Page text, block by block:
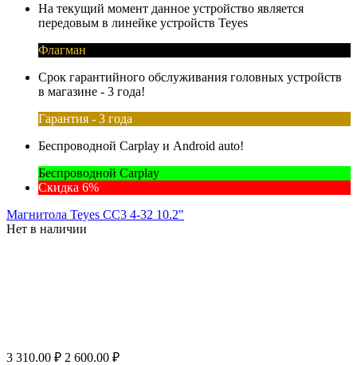
На текущий момент данное устройство является
передовым в линейке устройств Teyes
Флагман
Срок гарантийного обслуживания головных устройств
в магазине - 3 года!
Гарантия - 3 года
Беспроводной Carplay и Android auto!
Беспроводной Carplay
Скидка 6%
Магнитола Teyes CC3 4-32 10.2"
Нет в наличии
3 310.00 ₽ 2 600.00 ₽